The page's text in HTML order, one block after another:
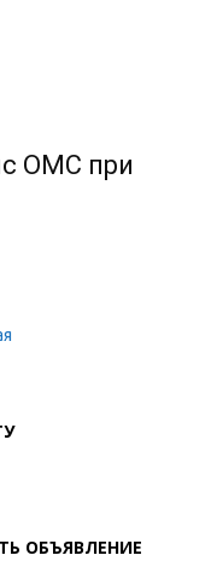
ОМС при
ОБЪЯВЛЕНИЕ